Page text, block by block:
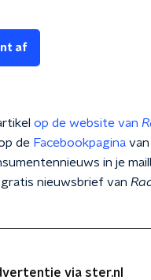
af
op de website van
de Facebookpagina van
in je
nieuwsbrief van
via ster.nl